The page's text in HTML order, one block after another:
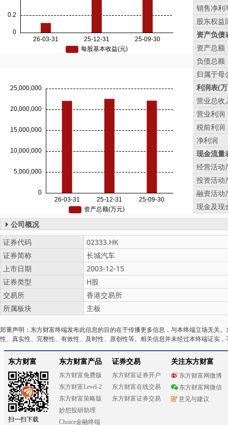
销售净利
股东权益
资产负债
资产总额
负债总额
归属于母
利润表(
营业总收
营业利润
税前利润
净利润
现金流量
经营活动
投资活动
融资活动
现金及现
公司概况
证券代码
02333.HK
证券简称
长城汽车
上市日期
2003-12-15
证券类型
H股
交易所
香港交易所
所属板块
主板
郑重声明：东方财富终端发布此信息的目的在于传播更多信息，与本终端立场无关
性、真实性、完整性、有效性、及时性、原创性等。相关信息并未经过本终端证实